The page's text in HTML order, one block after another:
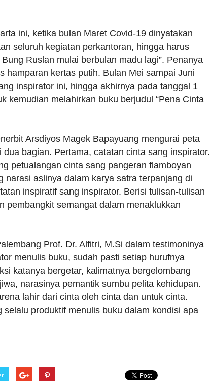
ini, ketika bulan Maret Covid-19 dinyatakan
seluruh kegiatan perkantoran, hingga harus
Ruslan mulai berbulan madu lagi”. Penanya
hamparan kertas putih. Bulan Mei sampai Juni
inspirator ini, hingga akhirnya pada tanggal 1
kemudian melahirkan buku berjudul “Pena Cinta
Arsdiyos Magek Bapayuang mengurai peta
bagian. Pertama, catatan cinta sang inspirator.
petualangan cinta sang pangeran flamboyan
narasi aslinya dalam karya satra terpanjang di
inspiratif sang inspirator. Berisi tulisan-tulisan
pembangkit semangat dalam menaklukkan
Prof. Dr. Alfitri, M.Si dalam testimoninya
menulis buku, sudah pasti setiap hurufnya
katanya bergetar, kalimatnya bergelombang
narasinya pemantik sumbu pelita kehidupan.
lahir dari cinta oleh cinta dan untuk cinta.
produktif menulis buku dalam kondisi apa